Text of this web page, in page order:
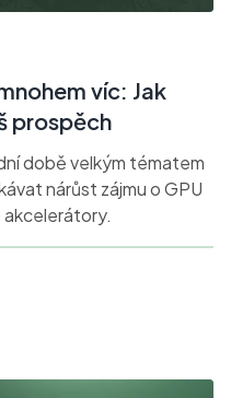
víc: Jak
prospěch
době velkým tématem
nárůst zájmu o GPU
akcelerátory.